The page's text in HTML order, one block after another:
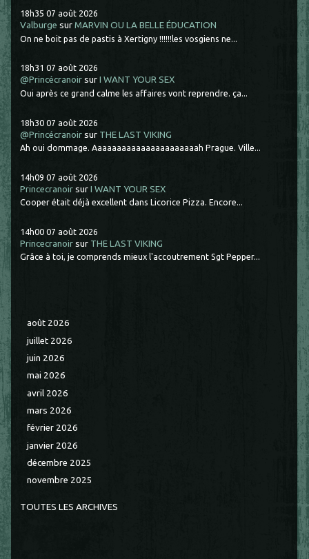
18h35 07 août 2026
Valburge surMARVIN OU LA BELLE ÉDUCATION
On ne boit pas de pastis à Xertigny !!!!!!les vosgiens ne...
18h31 07 août 2026
@Princécranoir surI WANT YOUR SEX
Oui après ce grand calme les affaires vont reprendre. ça...
18h30 07 août 2026
@Princécranoir sur THE LAST VIKING
Ah oui dommage. Aaaaaaaaaaaaaaaaaaaaaah Prague. Ville...
14h09 07 août 2026
Princecranoir surI WANT YOUR SEX
Cooper était déjà excellent dans Licorice Pizza. Encore...
14h00 07 août 2026
Princecranoir sur THE LAST VIKING
Grâce à toi, je comprends mieux l'accoutrement Sgt Pepper...
août 2026
juillet 2026
juin 2026
mai 2026
avril 2026
mars 2026
février 2026
janvier 2026
décembre 2025
novembre 2025
TOUTES LES ARCHIVES